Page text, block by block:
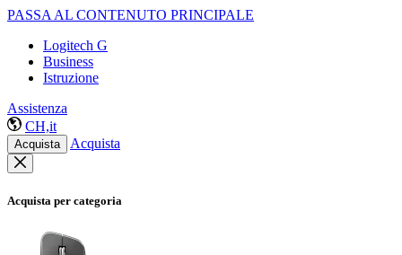
PASSA AL CONTENUTO PRINCIPALE
Logitech G
Business
Istruzione
Assistenza
CH,it
Acquista Acquista
Acquista per categoria